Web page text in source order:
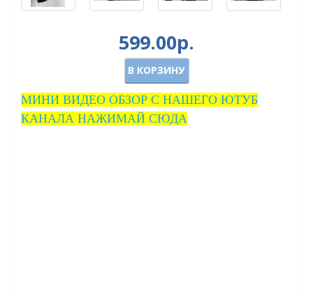
599.00р.
В КОРЗИНУ
МИНИ ВИДЕО ОБЗОР С НАШЕГО ЮТУБ
КАНАЛА НАЖИМАЙ СЮДА